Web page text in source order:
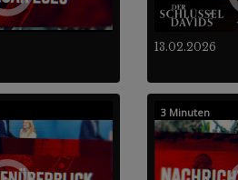
13.02.2026
3 Minuten